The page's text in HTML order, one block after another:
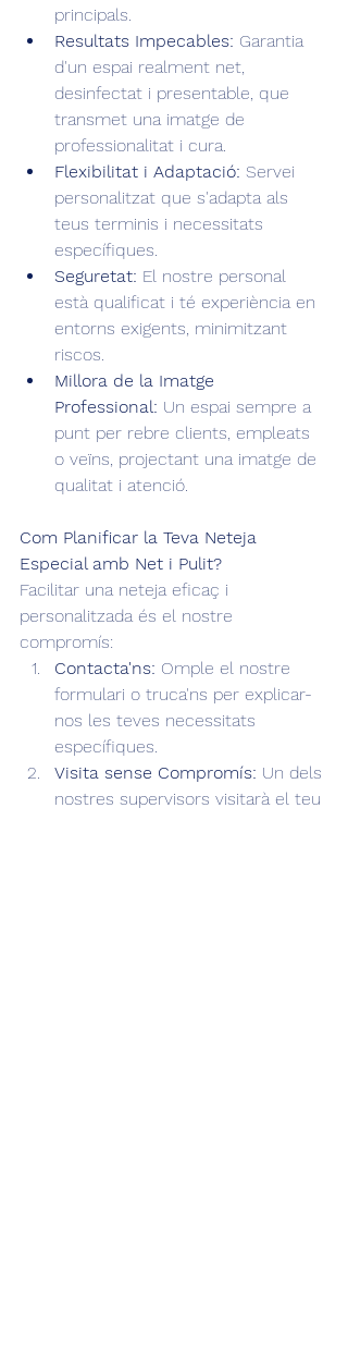
principals.
Resultats Impecables: Garantia
d'un espai realment net,
desinfectat i presentable, que
transmet una imatge de
professionalitat i cura.
Flexibilitat i Adaptació: Servei
personalitzat que s'adapta als
teus terminis i necessitats
específiques.
Seguretat: El nostre personal
està qualificat i té experiència en
entorns exigents, minimitzant
riscos.
Millora de la Imatge
Professional: Un espai sempre a
punt per rebre clients, empleats
o veïns, projectant una imatge de
qualitat i atenció.
Com Planificar la Teva Neteja
Especial amb Net i Pulit?
Facilitar una neteja eficaç i
personalitzada és el nostre
compromís:
Contacta'ns: Omple el nostre
formulari o truca'ns per explicar-
nos les teves necessitats
específiques.
Visita sense Compromís: Un dels
nostres supervisors visitarà el teu